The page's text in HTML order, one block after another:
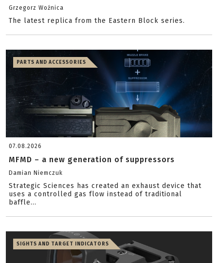
Grzegorz Woźnica
The latest replica from the Eastern Block series.
PARTS AND ACCESSORIES
07.08.2026
MFMD – a new generation of suppressors
Damian Niemczuk
Strategic Sciences has created an exhaust device that
uses a controlled gas flow instead of traditional
baffle...
SIGHTS AND TARGET INDICATORS